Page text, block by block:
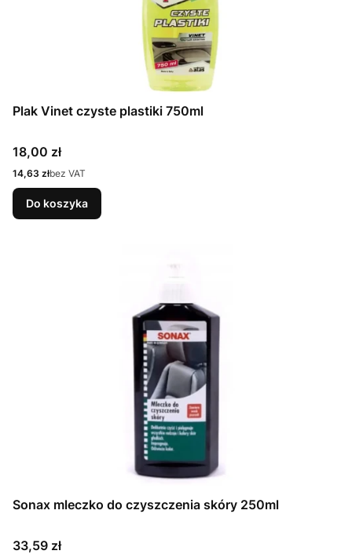
Plak Vinet czyste plastiki 750ml
Cena
18,00 zł
Cena
14,63 złbez VAT
Do koszyka
Sonax mleczko do czyszczenia skóry 250ml
Cena
33,59 zł